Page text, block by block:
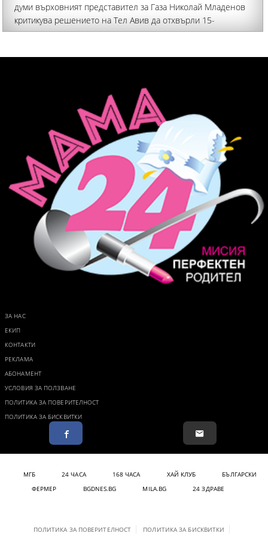
думи върховният представител за Газа Николай Младенов
критикува решението на Тел Авив да отхвърли 15-
точковата стратегия на Доналд Тръмп за омиротворяване
ЗА НАС
ЕКИП
КОНТАКТИ
РЕКЛАМА
АБОНАМЕНТ
УСЛОВИЯ ЗА ПОЛЗВАНЕ
ПОЛИТИКА ЗА ПОВЕРИТЕЛНОСТ
ПОЛИТИКА ЗА БИСКВИТКИ
МГБ 24 ЧАСА 168 ЧАСА ХАЙ КЛУБ
БЪЛГАРСКИ
ФЕРМЕР
BGDNES.BG MILA.BG 24 ЗДРАВЕ
ПОЛИТИКА ЗА ПОВЕРИТЕЛНОСТ ПОЛИТИКА ЗА БИСКВИТКИ